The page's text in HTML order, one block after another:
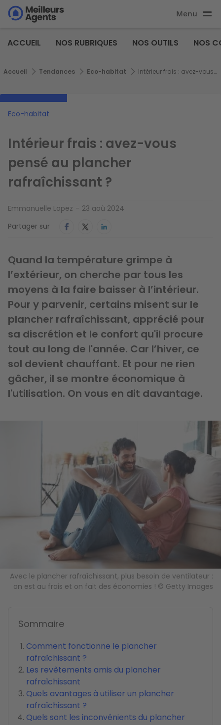
Aller
au
principal
Aller au
principal
Menu
Agents
ACCUEIL NOS RUBRIQUES NOS OUTILS NOS
Fil d'Ariane
Accueil Tendances Eco-habitat Intérieur frais : avez-vous pensé au plancher rafraîchissant ?
Eco-habitat
Intérieur frais : avez-vous
pensé au plancher
rafraîchissant ?
Emmanuelle Lopez
23 aoû 2024
Partager sur
Quand la température grimpe à
l’extérieur, on cherche par tous les
moyens à la faire baisser à l’intérieur.
Pour y parvenir, certains misent sur le
plancher rafraîchissant, apprécié pour
sa discrétion et le confort qu'il procure
tout au long de l'année. Car l’hiver, ce
sol devient chauffant. Et pour ne rien
gâcher, il se montre économique à
l'utilisation. On vous en dit davantage.
Avec le plancher rafraîchissant, plus besoin de ventilateur :
on est au frais et on fait des économies ! © Getty Images
Sommaire
Comment fonctionne le plancher
rafraîchissant ?
Les revêtements amis du plancher
rafraîchissant
Quels avantages à utiliser un plancher
rafraîchissant ?
Quels sont les inconvénients du plancher